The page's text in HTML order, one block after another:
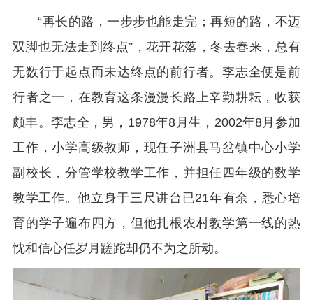
“再长的路，一步步也能走完；再短的路，不迈
双脚也无法走到终点”，花开花落，冬去春来，总有
无数行于起点而未达终点的前行者。李志全便是前
行者之一，在教育这条漫漫长路上辛勤耕耘，收获
颇丰。李志全，男，1978年8月生，2002年8月参加
工作，小学高级教师，现任子洲县马岔镇中心小学
副校长，分管学校教学工作，并担任四年级的数学
教学工作。他立身于三尺讲台已21年有余，悉心培
育的学子遍布四方，但他扎根农村教学第一线的热
忱和信心任岁月蹉跎却仍不为之所动。